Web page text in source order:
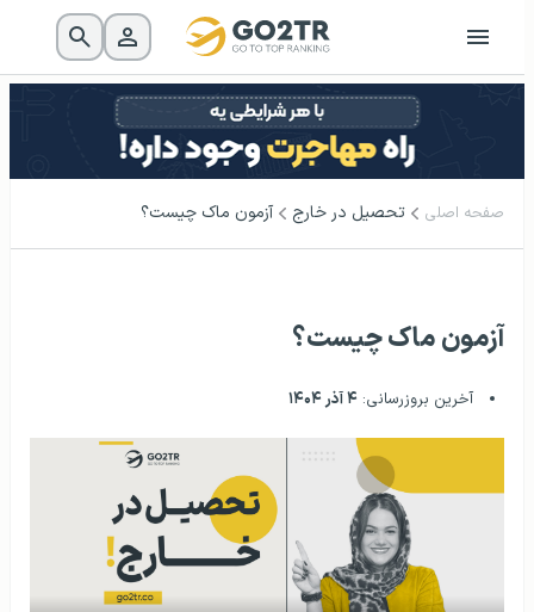
صفحه اصلی تحصیل در خارج آزمون ماک چیست؟
آزمون ماک چیست؟
آخرین بروزرسانی: ۴ آذر ۱۴۰۴